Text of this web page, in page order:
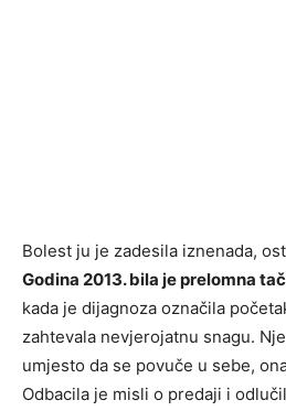
Bolest ju je zadesila iznenada,
Godina 2013. bila je prelomna
kada je dijagnoza označila
zahtevala nevjerojatnu snagu.
umjesto da se povuče u sebe,
Odbacila je misli o predaji i